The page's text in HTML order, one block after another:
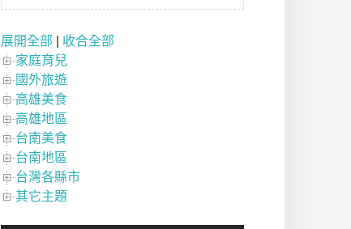
展開全部
收合全部
家庭育兒
國外旅遊
高雄美食
高雄地區
台南美食
台南地區
台灣各縣市
其它主題